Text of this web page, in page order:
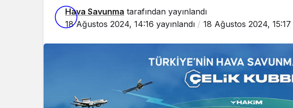
Hava Savunma tarafından yayınlandı
18 Ağustos 2024, 14:16 yayınlandı 18 Ağustos 2024, 15:17